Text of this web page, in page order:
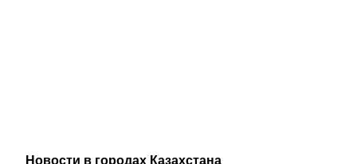
Новости в городах Казахстана